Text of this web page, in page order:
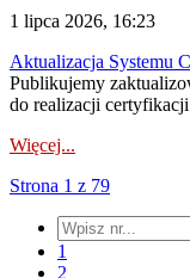
1 lipca 2026, 16:23
Aktualizacja Systemu
Publikujemy
do realizacji
Więcej...
Strona 1 z 79
1
2